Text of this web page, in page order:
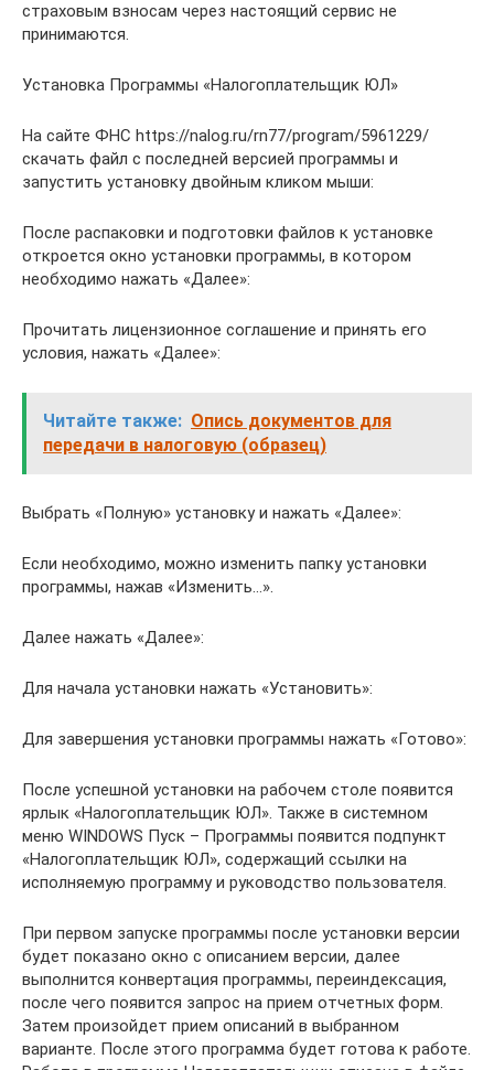
страховым взносам через настоящий сервис не
принимаются.
Установка Программы «Налогоплательщик ЮЛ»
На сайте ФНС https://nalog.ru/rn77/program/5961229/
скачать файл с последней версией программы и
запустить установку двойным кликом мыши:
После распаковки и подготовки файлов к установке
откроется окно установки программы, в котором
необходимо нажать «Далее»:
Прочитать лицензионное соглашение и принять его
условия, нажать «Далее»:
Читайте также: Опись документов для
передачи в налоговую (образец)
Выбрать «Полную» установку и нажать «Далее»:
Если необходимо, можно изменить папку установки
программы, нажав «Изменить…».
Далее нажать «Далее»:
Для начала установки нажать «Установить»:
Для завершения установки программы нажать «Готово»:
После успешной установки на рабочем столе появится
ярлык «Налогоплательщик ЮЛ». Также в системном
меню WINDOWS Пуск – Программы появится подпункт
«Налогоплательщик ЮЛ», содержащий ссылки на
исполняемую программу и руководство пользователя.
При первом запуске программы после установки версии
будет показано окно с описанием версии, далее
выполнится конвертация программы, переиндексация,
после чего появится запрос на прием отчетных форм.
Затем произойдет прием описаний в выбранном
варианте. После этого программа будет готова к работе.